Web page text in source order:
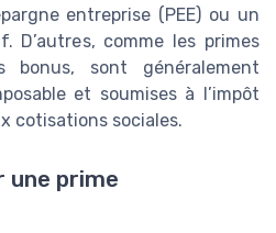
entreprise (PEE) ou un
D’autres, comme les primes
bonus, sont généralement
et soumises à l’impôt
cotisations sociales.
une prime